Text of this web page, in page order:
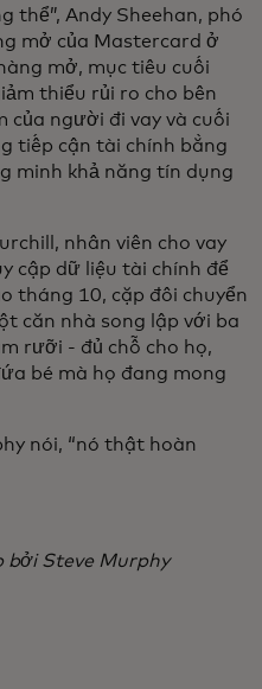
thể”, Andy Sheehan, phó
mở của Mastercard ở
mở, mục tiêu cuối
thiểu rủi ro cho bên
của người đi vay và cuối
tiếp cận tài chính bằng
minh khả năng tín dụng
nhân viên cho vay
cập dữ liệu tài chính để
tháng 10, cặp đôi chuyển
căn nhà song lập với ba
rưỡi - đủ chỗ cho họ,
bé mà họ đang mong
nói, “nó thật hoàn
bởi Steve Murphy